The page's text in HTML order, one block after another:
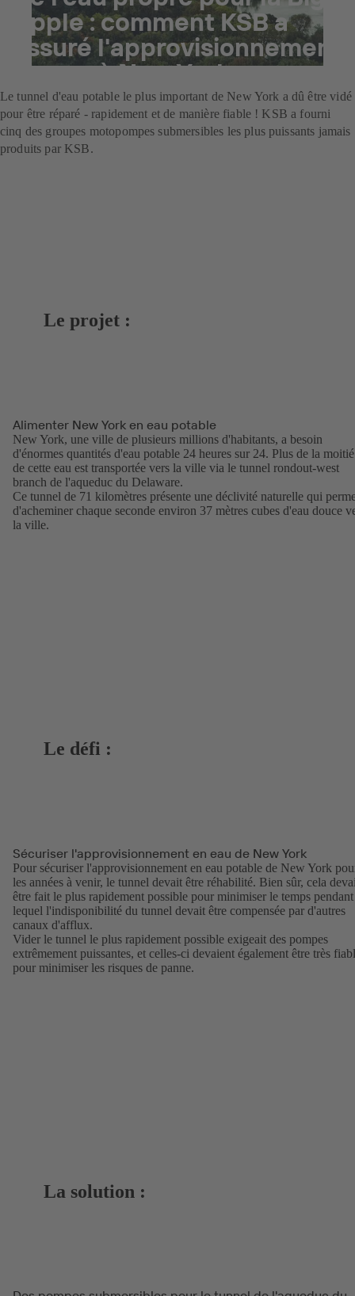
Apple : comment KSB a
assuré l'approvisionnement
en eau à New York
Le tunnel d'eau potable le plus important de New York a dû être vidé
pour être réparé - rapidement et de manière fiable ! KSB a fourni
cinq des groupes motopompes submersibles les plus puissants jamais
produits par KSB.
Le projet :
Alimenter New York en eau potable
New York, une ville de plusieurs millions d'habitants, a besoin
d'énormes quantités d'eau potable 24 heures sur 24. Plus de la moitié
de cette eau est transportée vers la ville via le tunnel rondout-west
branch de l'aqueduc du Delaware.
Ce tunnel de 71 kilomètres présente une déclivité naturelle qui
d'acheminer chaque seconde environ 37 mètres cubes d'eau douce
la ville.
Le défi :
Sécuriser l'approvisionnement en eau de New York
Pour sécuriser l'approvisionnement en eau potable de New York
les années à venir, le tunnel devait être réhabilité. Bien sûr, cela
être fait le plus rapidement possible pour minimiser le temps pendant
lequel l'indisponibilité du tunnel devait être compensée par d'autres
canaux d'afflux.
Vider le tunnel le plus rapidement possible exigeait des pompes
extrêmement puissantes, et celles-ci devaient également être très
pour minimiser les risques de panne.
La solution :